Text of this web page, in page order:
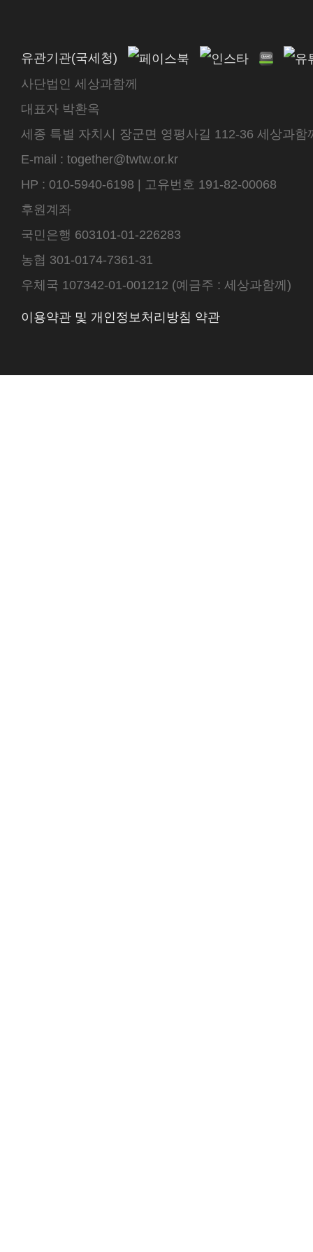
유관기관(국세청)
사단법인 세상과함께
대표자 박환옥
세종 특별 자치시 장군면 영평사길 112-36 세상과
E-mail : together@twtw.or.kr
HP : 010-5940-6198 | 고유번호 191-82-00068
후원계좌
국민은행 603101-01-226283
농협 301-0174-7361-31
우체국 107342-01-001212 (예금주 : 세상과함께)
이용약관 및 개인정보처리방침 약관